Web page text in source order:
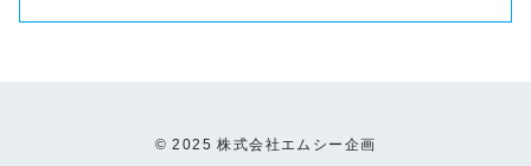
© 2025 株式会社エムシー企画